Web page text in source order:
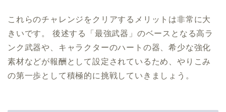
これらのチャレンジをクリアするメリットは非常に大
きいです。 後述する「最強武器」のベースとなる高ラ
ンク武器や、キャラクターのハートの器、希少な強化
素材などが報酬として設定されているため、やりこみ
の第一歩として積極的に挑戦していきましょう。